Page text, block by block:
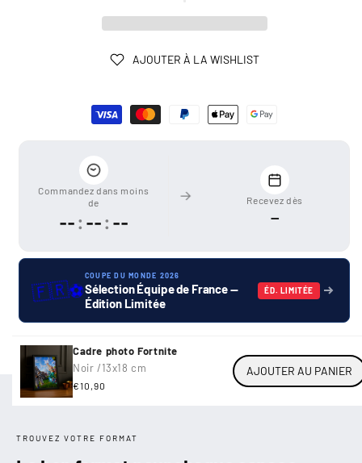
AJOUTER À LA WISHLIST
Commandez dans moins
de
--: --: --
Recevez dès
—
🇫🇷⚽
COUPE DU MONDE 2026
Sélection Équipe de France —
Édition Limitée
ÉD. LIMITÉE
Cadre photo Fortnite
Noir /13x18 cm
Prix
€10,90
AJOUTER AU PANIER
TROUVEZ VOTRE FORMAT